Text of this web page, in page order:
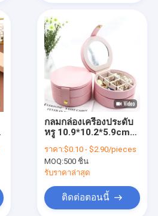
กลมกล่องเครื่องประดับ
หรู 10.9*10.2*5.9cm
ราคา:$0.10 - $2.90/pieces
MOQ:500 ชิ้น
รับราคาล่าสุด
ติดต่อตอนนี้